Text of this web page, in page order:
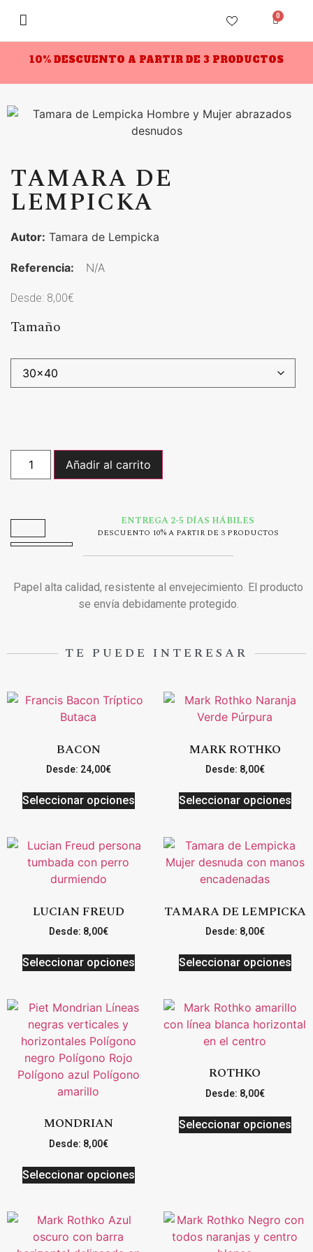
0
10% DESCUENTO A PARTIR DE 3 PRODUCTOS
TAMARA DE
LEMPICKA
Autor: Tamara de Lempicka
Referencia: N/A
Desde: 8,00€
Tamaño
Añadir al carrito
ENTREGA 2-5 DÍAS HÁBILES
DESCUENTO 10% A PARTIR DE 3 PRODUCTOS
Papel alta calidad, resistente al envejecimiento. El producto
se envía debidamente protegido.
TE PUEDE INTERESAR
BACON
Desde: 24,00€
Seleccionar opciones
MARK ROTHKO
Desde: 8,00€
Seleccionar opciones
LUCIAN FREUD
Desde: 8,00€
Seleccionar opciones
TAMARA DE LEMPICKA
Desde: 8,00€
Seleccionar opciones
MONDRIAN
Desde: 8,00€
Seleccionar opciones
ROTHKO
Desde: 8,00€
Seleccionar opciones